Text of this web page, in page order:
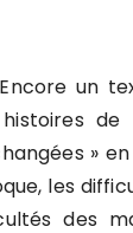
un
de
»
les
des